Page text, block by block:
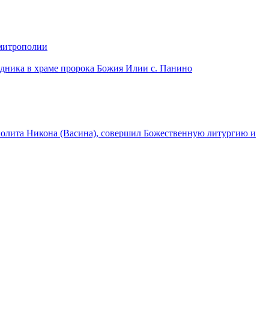
в храме пророка Божия Илии с. Панино
Никона (Васина), совершил Божественную литургию и